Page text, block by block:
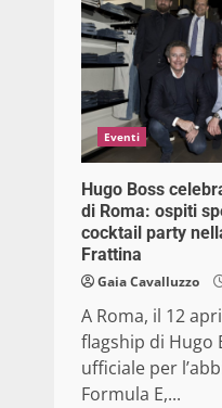
Eventi
Hugo Boss
di Roma: ospiti
cocktail party
Frattina
Gaia Cavalluzzo
A Roma, il 12
flagship di Hugo
ufficiale per
Formula E,...